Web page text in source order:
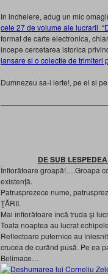
In incheiere, adug un mic
cele 27 de volume ale lucrarii
format de carte electronica,
incepe cercetarea istorica
lansare si o colectie de trimiteri
Dumnezeu sa-i ierte!, pe el si
DE SUB
Înfiorătoare groapă!….Groapa
existenţă.
Patrusprezece nume,
ŢĂRII.
Mai înfiorătoare încă truda şi
Toata noaptea au lucrat
Reflectoare puternice au
crucea de curând pusă. Pe ea
Belimace…